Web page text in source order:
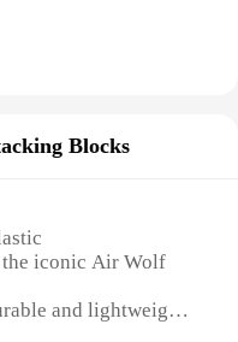
Blocks
the iconic Air Wolf
and lightweight